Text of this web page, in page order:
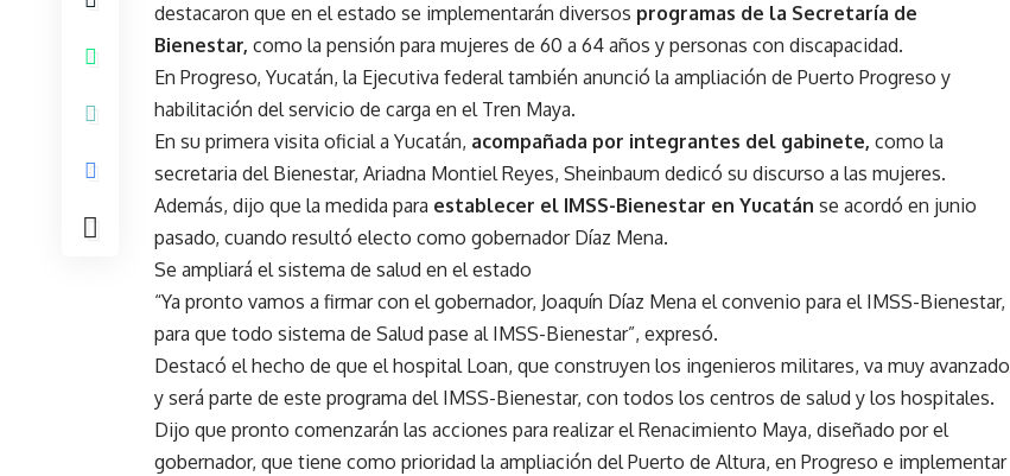
destacaron que en el estado se implementarán diversos programas de la Secretaría de
Bienestar, como la pensión para mujeres de 60 a 64 años y personas con discapacidad.
En Progreso, Yucatán, la Ejecutiva federal también anunció la ampliación de Puerto Progreso y
habilitación del servicio de carga en el Tren Maya.
En su primera visita oficial a Yucatán, acompañada por integrantes del gabinete, como la
secretaria del Bienestar, Ariadna Montiel Reyes, Sheinbaum dedicó su discurso a las mujeres.
Además, dijo que la medida para establecer el IMSS-Bienestar en Yucatán se acordó en junio
pasado, cuando resultó electo como gobernador Díaz Mena.
Se ampliará el sistema de salud en el estado
“Ya pronto vamos a firmar con el gobernador, Joaquín Díaz Mena el convenio para el IMSS-Bienestar,
para que todo sistema de Salud pase al IMSS-Bienestar”, expresó.
Destacó el hecho de que el hospital Loan, que construyen los ingenieros militares, va muy avanzado
y será parte de este programa del IMSS-Bienestar, con todos los centros de salud y los hospitales.
Dijo que pronto comenzarán las acciones para realizar el Renacimiento Maya, diseñado por el
gobernador, que tiene como prioridad la ampliación del Puerto de Altura, en Progreso e implementar